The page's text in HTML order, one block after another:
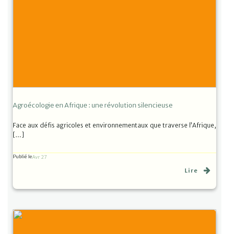
Agroécologie en Afrique : une révolution silencieuse
Face aux défis agricoles et environnementaux que traverse l’Afrique,
[…]
Publié leAvr 27
Lire